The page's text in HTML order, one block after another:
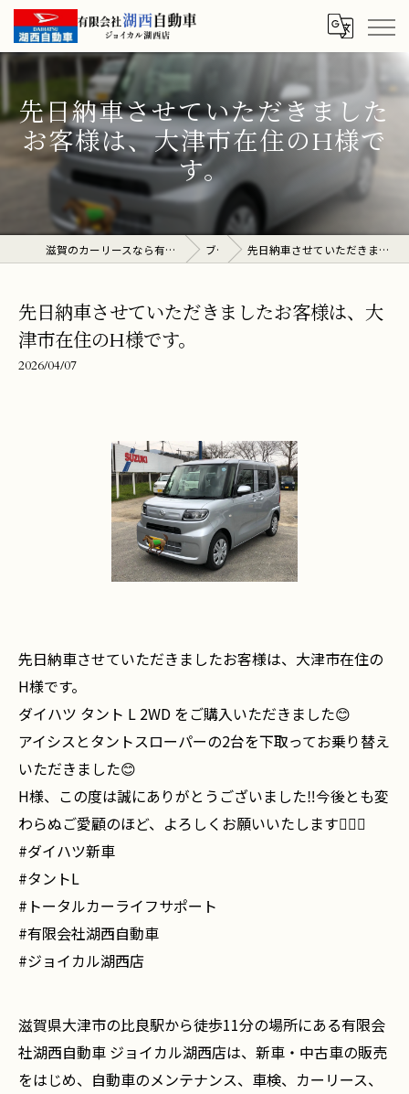
先日納車させていただきました
お客様は、大津市在住のH様で
す。
滋賀のカーリースなら有限会社湖西自動車 ジョイカル湖西店 ブログ 先日納車させていただきましたお客様は、大津市在住のH様です。
先日納車させていただきましたお客様は、大
津市在住のH様です。
2026/04/07
先日納車させていただきましたお客様は、大津市在住の
H様です。
ダイハツ タント L 2WD をご購入いただきました😊
アイシスとタントスローパーの2台を下取ってお乗り替え
いただきました😊
H様、この度は誠にありがとうございました‼️今後とも変
わらぬご愛顧のほど、よろしくお願いいたします🙇🏻‍♂️
#ダイハツ新車
#タントL
#トータルカーライフサポート
#有限会社湖西自動車
#ジョイカル湖西店
滋賀県大津市の比良駅から徒歩11分の場所にある有限会
社湖西自動車 ジョイカル湖西店は、新車・中古車の販売
をはじめ、自動車のメンテナンス、車検、カーリース、